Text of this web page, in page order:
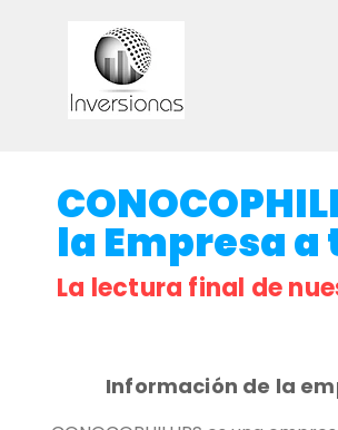
la Empresa a
La lectura final de
Información de la